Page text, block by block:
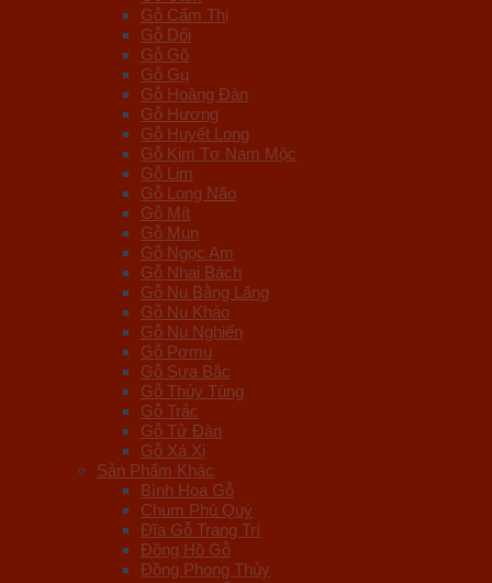
Gỗ Cẩm Thị
Gỗ Dổi
Gỗ Gõ
Gỗ Gụ
Gỗ Hoàng Đàn
Gỗ Hương
Gỗ Huyết Long
Gỗ Kim Tơ Nam Mộc
Gỗ Lim
Gỗ Long Não
Gỗ Mít
Gỗ Mun
Gỗ Ngọc Am
Gỗ Nhai Bách
Gỗ Nu Bằng Lăng
Gỗ Nu Kháo
Gỗ Nu Nghiến
Gỗ Pơmu
Gỗ Sưa Bắc
Gỗ Thủy Tùng
Gỗ Trắc
Gỗ Tử Đàn
Gỗ Xá Xị
Sản Phẩm Khác
Bình Hoa Gỗ
Chum Phú Quý
Đĩa Gỗ Trang Trí
Đồng Hồ Gỗ
Đồng Phong Thủy